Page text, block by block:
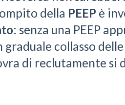
della PEEP è
: senza una PEEP
graduale collasso
di reclutamente si